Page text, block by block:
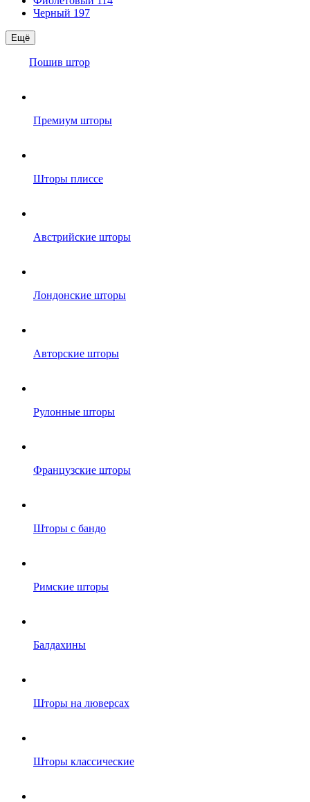
Черный 197
Ещё
Пошив штор
Премиум шторы
Шторы плиссе
Австрийские шторы
Лондонские шторы
Авторские шторы
Рулонные шторы
Французские шторы
Шторы с бандо
Римские шторы
Балдахины
Шторы на люверсах
Шторы классические